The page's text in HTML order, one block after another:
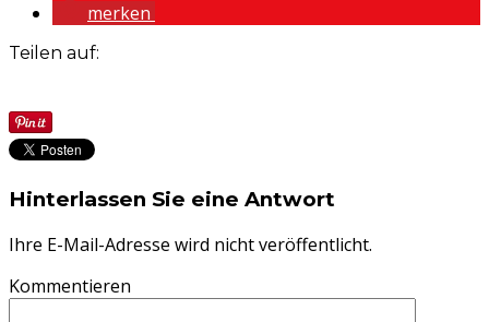
merken
Teilen auf:
Hinterlassen Sie eine Antwort
Ihre E-Mail-Adresse wird nicht veröffentlicht.
Kommentieren